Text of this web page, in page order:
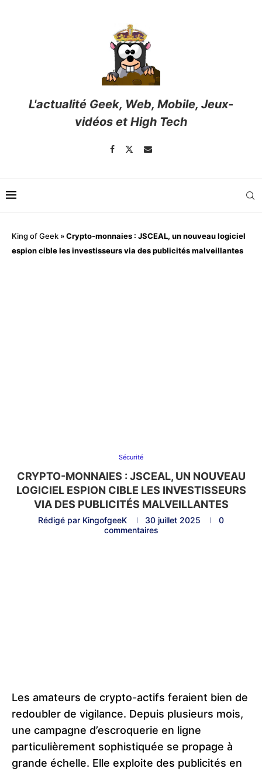
L'actualité Geek, Web, Mobile, Jeux-
vidéos et High Tech
King of Geek »Crypto-monnaies : JSCEAL, un nouveau logiciel
espion cible les investisseurs via des publicités malveillantes
Sécurité
CRYPTO-MONNAIES : JSCEAL, UN NOUVEAU
LOGICIEL ESPION CIBLE LES INVESTISSEURS
VIA DES PUBLICITÉS MALVEILLANTES
Rédigé par KingofgeeK 30 juillet 2025
0
commentaires
Les amateurs de crypto-actifs feraient bien de
redoubler de vigilance. Depuis plusieurs mois,
une campagne d’escroquerie en ligne
particulièrement sophistiquée se propage à
grande échelle. Elle exploite des publicités en